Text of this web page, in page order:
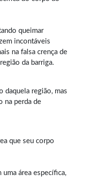
queimar
incontáveis
na falsa crença de
da barriga.
daquela região, mas
na perda de
que seu corpo
área específica,